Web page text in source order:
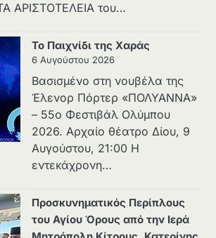
ΑΡΙΣΤΟΤΕΛΕΙΑ του…
Το Παιχνίδι της Χαράς
6 Αυγούστου 2026
Βασισμένο στη νουβέλα της
Έλενορ Πόρτερ «ΠΟΛΥΑΝΝΑ»
– 55ο Φεστιβάλ Ολύμπου
2026. Αρχαίο θέατρο Δίου, 9
Αυγούστου, 21:00 Η
εντεκάχρονη…
Προσκυνηματικός Περίπλους
του Αγίου Όρους από την Ιερά